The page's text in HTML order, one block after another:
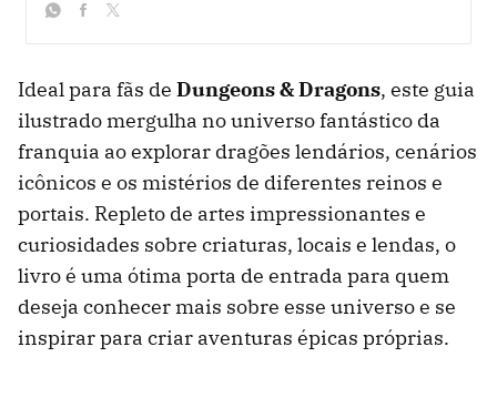
Ideal para fãs de Dungeons & Dragons, este guia
ilustrado mergulha no universo fantástico da
franquia ao explorar dragões lendários, cenários
icônicos e os mistérios de diferentes reinos e
portais. Repleto de artes impressionantes e
curiosidades sobre criaturas, locais e lendas, o
livro é uma ótima porta de entrada para quem
deseja conhecer mais sobre esse universo e se
inspirar para criar aventuras épicas próprias.